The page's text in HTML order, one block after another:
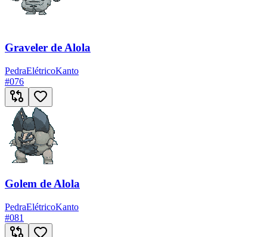
Graveler de Alola
PedraElétricoKanto
#076
Golem de Alola
PedraElétricoKanto
#081